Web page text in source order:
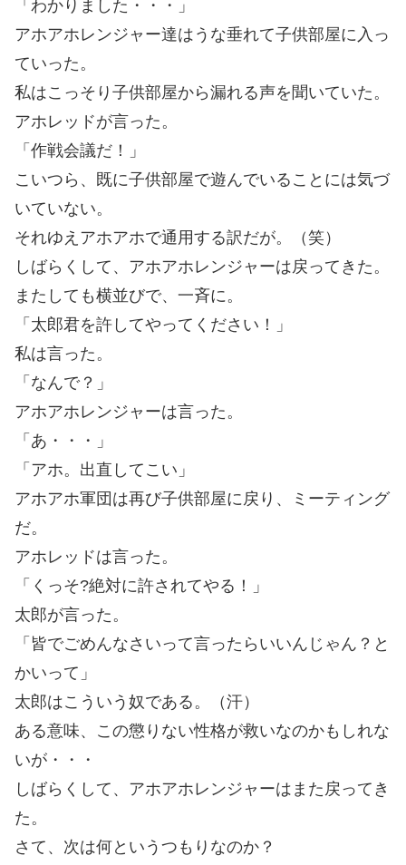
「わかりました・・・」
アホアホレンジャー達はうな垂れて子供部屋に入っ
ていった。
私はこっそり子供部屋から漏れる声を聞いていた。
アホレッドが言った。
「作戦会議だ！」
こいつら、既に子供部屋で遊んでいることには気づ
いていない。
それゆえアホアホで通用する訳だが。（笑）
しばらくして、アホアホレンジャーは戻ってきた。
またしても横並びで、一斉に。
「太郎君を許してやってください！」
私は言った。
「なんで？」
アホアホレンジャーは言った。
「あ・・・」
「アホ。出直してこい」
アホアホ軍団は再び子供部屋に戻り、ミーティング
だ。
アホレッドは言った。
「くっそ?絶対に許されてやる！」
太郎が言った。
「皆でごめんなさいって言ったらいいんじゃん？と
かいって」
太郎はこういう奴である。（汗）
ある意味、この懲りない性格が救いなのかもしれな
いが・・・
しばらくして、アホアホレンジャーはまた戻ってき
た。
さて、次は何というつもりなのか？